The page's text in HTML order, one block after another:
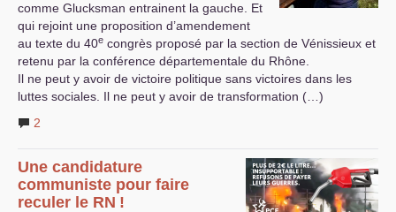
comme Glucksman entrainent la gauche. Et
qui rejoint une proposition d’amendement
au texte du 40e congrès proposé par la section de Vénissieux et
retenu par la conférence départementale du Rhône.
Il ne peut y avoir de victoire politique sans victoires dans les
luttes sociales. Il ne peut y avoir de transformation (…)
2
Une candidature
communiste pour faire
reculer le RN !